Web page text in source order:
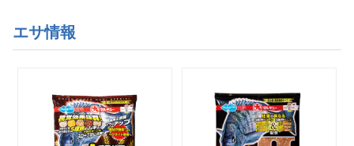
エサ情報